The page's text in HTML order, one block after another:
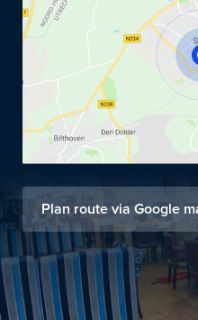
Plan route via Google